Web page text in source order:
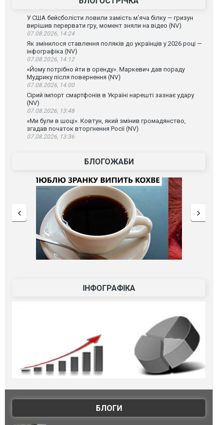
У США бейсболісти ловили замість м’яча білку — гризун
вирішив перервати гру, момент зняли на відео (NV)
07.08.2026, 14:24
Як змінилося ставлення поляків до українців у 2026 році —
інфографіка (NV)
07.08.2026, 14:12
«Йому потрібно йти в оренду». Маркевич дав пораду
Мудрику після повернення (NV)
07.08.2026, 14:00
Сірий імпорт смартфонів в Україні нарешті зазнає удару
(NV)
07.08.2026, 13:48
«Ми були в шоці». Ковтун, який змінив громадянство,
згадав початок вторгнення Росії (NV)
07.08.2026, 13:36
БЛОГОЖАБИ
ІНФОГРАФІКА
БЛОГИ